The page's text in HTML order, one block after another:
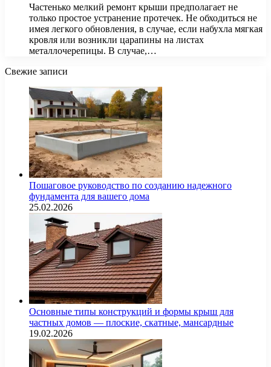
Частенько мелкий ремонт крыши предполагает не
только простое устранение протечек. Не обходиться не
имея легкого обновления, в случае, если набухла мягкая
кровля или возникли царапины на листах
металлочерепицы. В случае,…
Свежие записи
Пошаговое руководство по созданию надежного
фундамента для вашего дома
25.02.2026
Основные типы конструкций и формы крыш для
частных домов — плоские, скатные, мансардные
19.02.2026